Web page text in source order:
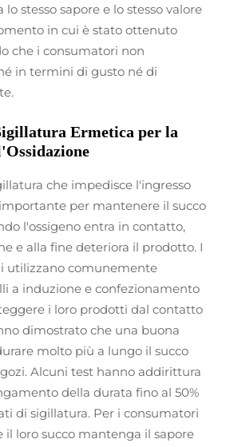
stesso sapore e lo stesso valore
in cui è stato ottenuto
che i consumatori non
in termini di gusto né di
Ermetica per la
che impedisce l'ingresso
per mantenere il succo
l'ossigeno entra in contatto,
e alla fine deteriora il prodotto. I
utilizzano comunemente
a induzione e confezionamento
i loro prodotti dal contatto
dimostrato che una buona
molto più a lungo il succo
Alcuni test hanno addirittura
della durata fino al 50%
di sigillatura. Per i consumatori
il loro succo mantenga il sapore